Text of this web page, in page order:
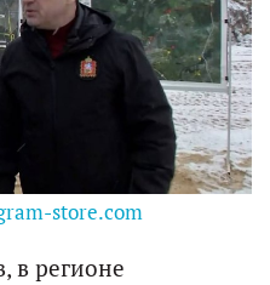
store.com
в регионе